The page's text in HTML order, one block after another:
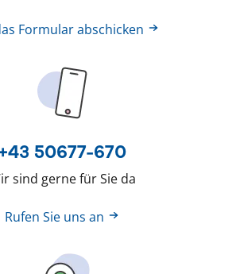
Formular abschicken
50677-670
sind gerne für Sie da
Rufen Sie uns an